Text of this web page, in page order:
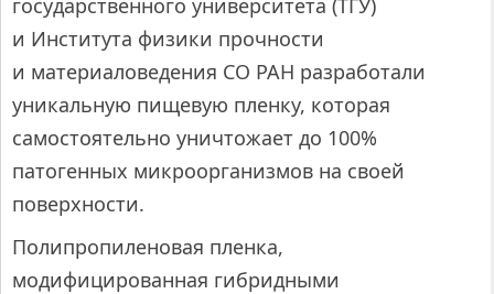
государственного университета (ТГУ)
и Института физики прочности
и материаловедения СО РАН разработали
уникальную пищевую пленку, которая
самостоятельно уничтожает до 100%
патогенных микроорганизмов на своей
поверхности.
Полипропиленовая пленка,
модифицированная гибридными